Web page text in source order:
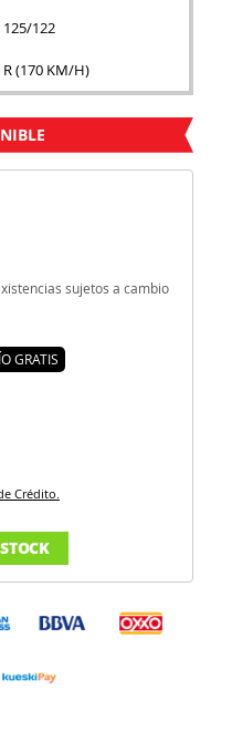
125/122
R (170 KM/H)
sujetos a cambio
GRATIS
Crédito.